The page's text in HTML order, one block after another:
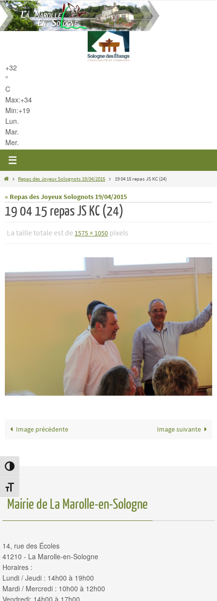
Passer en contraste élevé
Changer la taille de la police
Passer
vers
le
+32
°
C
Max:+34
Min:+19
Lun.
Mar.
Mer.
HomeRepas des Joyeux Solognots 19/04/2015 19 04 15 repas JS KC (24)
« Repas des Joyeux Solognots 19/04/2015
19 04 15 repas JS KC (24)
La taille totale est de 1575 × 1050 pixels
Image précédente Image suivante
Mairie de La Marolle-en-Sologne
14, rue des Écoles
41210 - La Marolle-en-Sologne
Horaires :
Lundi / Jeudi : 14h00 à 19h00
Mardi / Mercredi : 10h00 à 12h00